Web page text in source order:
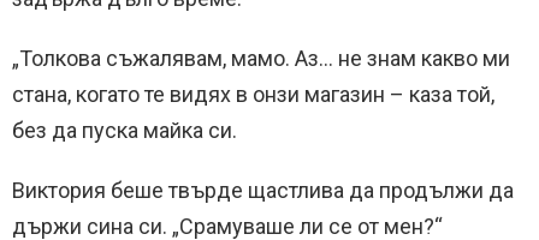
„Толкова съжалявам, мамо. Аз… не знам какво ми
стана, когато те видях в онзи магазин – каза той,
без да пуска майка си.
Виктория беше твърде щастлива да продължи да
държи сина си. „Срамуваше ли се от мен?“